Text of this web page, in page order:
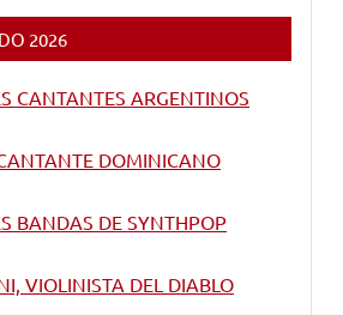
2026
CANTANTES ARGENTINOS
DOMINICANO
BANDAS DE SYNTHPOP
VIOLINISTA DEL DIABLO